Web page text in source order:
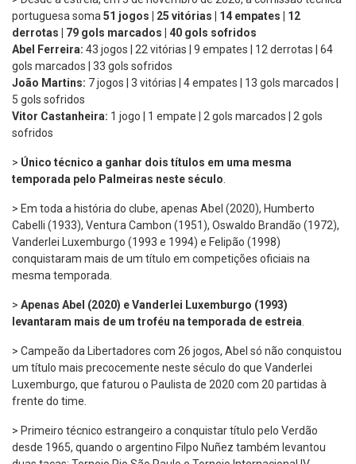
portuguesa soma 51 jogos | 25 vitórias | 14 empates | 12
derrotas | 79 gols marcados | 40 gols sofridos
Abel Ferreira: 43 jogos | 22 vitórias | 9 empates | 12 derrotas | 64
gols marcados | 33 gols sofridos
João Martins: 7 jogos | 3 vitórias | 4 empates | 13 gols marcados |
5 gols sofridos
Vitor Castanheira: 1 jogo | 1 empate | 2 gols marcados | 2 gols
sofridos
> Único técnico a ganhar dois títulos em uma mesma
temporada pelo Palmeiras neste século
> Em toda a história do clube, apenas Abel (2020), Humberto
Cabelli (1933), Ventura Cambon (1951), Oswaldo Brandão (1972),
Vanderlei Luxemburgo (1993 e 1994) e Felipão (1998)
conquistaram mais de um título em competições oficiais na
mesma temporada.
> Apenas Abel (2020) e Vanderlei Luxemburgo (1993)
levantaram mais de um troféu na temporada de estreia
> Campeão da Libertadores com 26 jogos, Abel só não conquistou
um título mais precocemente neste século do que Vanderlei
Luxemburgo, que faturou o Paulista de 2020 com 20 partidas à
frente do time.
> Primeiro técnico estrangeiro a conquistar título pelo Verdão
desde 1965, quando o argentino Filpo Nuñez também levantou